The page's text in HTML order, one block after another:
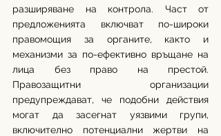
разширяване на контрола. Част от
предложенията включват по-широки
правомощия за органите, както и
механизми за по-ефективно връщане на
лица без право на престой.
Правозащитни организации
предупреждават, че подобни действия
могат да засегнат уязвими групи,
включително потенциални жертви на